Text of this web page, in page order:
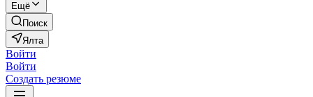
Ещё
Поиск
Ялта
Войти
Войти
Создать резюме